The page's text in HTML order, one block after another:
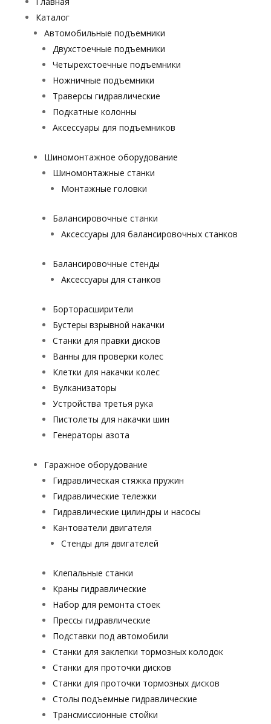
Каталог
Автомобильные подъемники
Двухстоечные подъемники
Четырехстоечные подъемники
Ножничные подъемники
Траверсы гидравлические
Подкатные колонны
Аксессуары для подъемников
Шиномонтажное оборудование
Шиномонтажные станки
Монтажные головки
Балансировочные станки
Аксессуары для балансировочных станков
Балансировочные стенды
Аксессуары для станков
Борторасширители
Бустеры взрывной накачки
Станки для правки дисков
Ванны для проверки колес
Клетки для накачки колес
Вулканизаторы
Устройства третья рука
Пистолеты для накачки шин
Генераторы азота
Гаражное оборудование
Гидравлическая стяжка пружин
Гидравлические тележки
Гидравлические цилиндры и насосы
Кантователи двигателя
Стенды для двигателей
Клепальные станки
Краны гидравлические
Набор для ремонта стоек
Прессы гидравлические
Подставки под автомобили
Станки для заклепки тормозных колодок
Станки для проточки дисков
Станки для проточки тормозных дисков
Столы подъемные гидравлические
Трансмиссионные стойки